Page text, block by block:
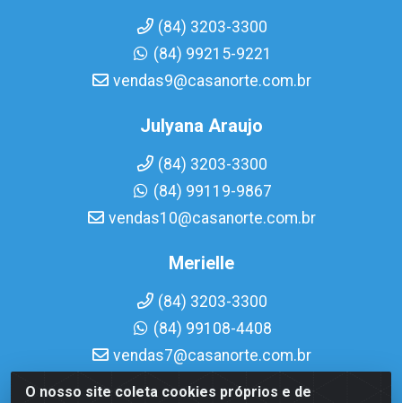
O nosso site coleta cookies próprios e de
(84) 3203-3300
(84) 99215-9221
vendas9@casanorte.com.br
Julyana Araujo
(84) 3203-3300
(84) 99119-9867
vendas10@casanorte.com.br
Merielle
(84) 3203-3300
(84) 99108-4408
vendas7@casanorte.com.br